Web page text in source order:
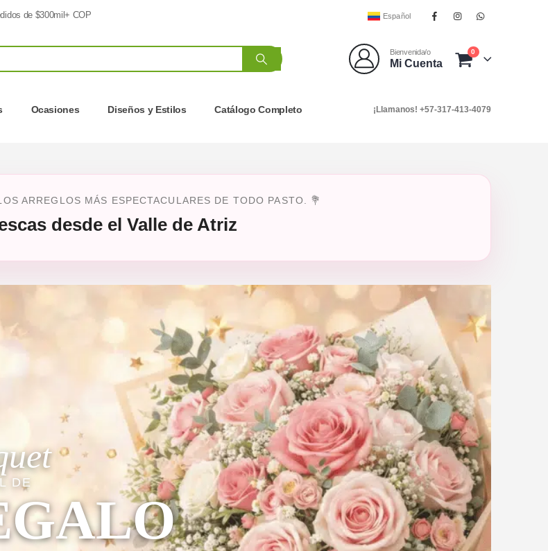
de $300mil+ COP Español
Bienvenida/o
Mi Cuenta
0
Ocasiones Diseños y Estilos Catálogo Completo ¡Llamanos! +57-317-413-4079
ARREGLOS MÁS ESPECTACULARES DE TODO PASTO. 💐
desde el Valle de Atriz
DE